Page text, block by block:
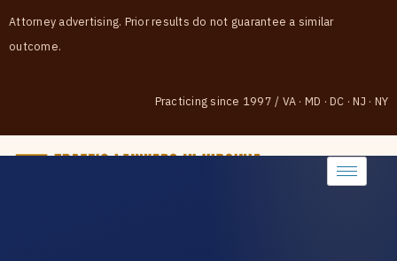
Attorney advertising. Prior results do not guarantee a similar
outcome.
Practicing since 1997 / VA · MD · DC · NJ · NY